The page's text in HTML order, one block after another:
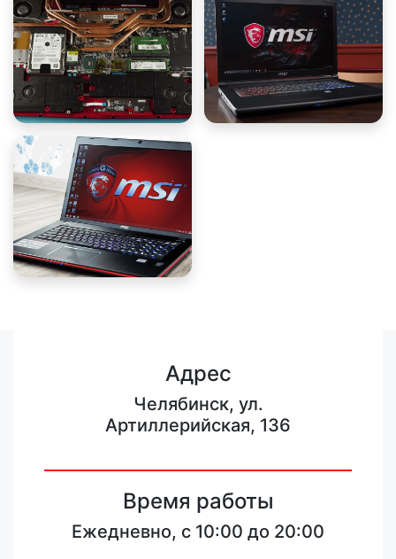
Адрес
Челябинск, ул.
Артиллерийская, 136
Время работы
Ежедневно, с 10:00 до 20:00